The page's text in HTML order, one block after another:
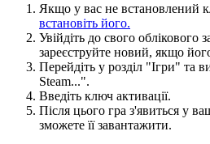
Якщо у вас не встановлений
встановіть його.
Увійдіть до свого облікового
зареєструйте новий, якщо
Перейдіть у розділ "Ігри" та
Steam...".
Введіть ключ активації.
Після цього гра з'явиться у
зможете її завантажити.